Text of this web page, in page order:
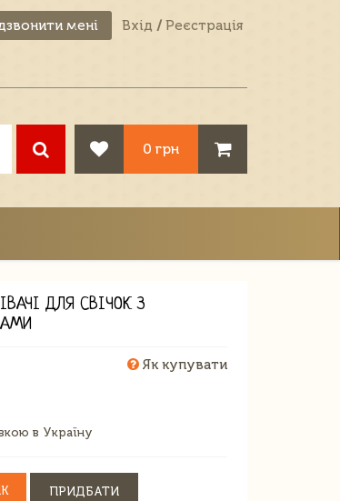
мені Вхід / Реєстрація
0 грн
ДЛЯ СВІЧОК З
Як купувати
в Україну
ПРИДБАТИ